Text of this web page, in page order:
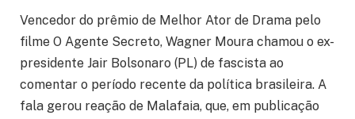
Vencedor do prêmio de Melhor Ator de Drama pelo
filme O Agente Secreto, Wagner Moura chamou o ex-
presidente Jair Bolsonaro (PL) de fascista ao
comentar o período recente da política brasileira. A
fala gerou reação de Malafaia, que, em publicação